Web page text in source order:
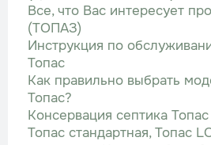
Все, что Вас интересует
(ТОПАЗ)
Инструкция по
Топас
Как правильно выбрать
Топас?
Консервация септика Топас
Топас стандартная, Топас